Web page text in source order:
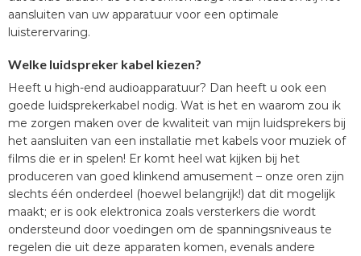
aansluiten van uw apparatuur voor een optimale
luisterervaring.
Welke luidspreker kabel kiezen?
Heeft u high-end audioapparatuur? Dan heeft u ook een
goede luidsprekerkabel nodig. Wat is het en waarom zou ik
me zorgen maken over de kwaliteit van mijn luidsprekers bij
het aansluiten van een installatie met kabels voor muziek of
films die er in spelen! Er komt heel wat kijken bij het
produceren van goed klinkend amusement – onze oren zijn
slechts één onderdeel (hoewel belangrijk!) dat dit mogelijk
maakt; er is ook elektronica zoals versterkers die wordt
ondersteund door voedingen om de spanningsniveaus te
regelen die uit deze apparaten komen, evenals andere